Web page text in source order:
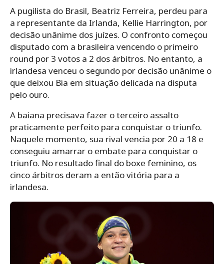
A pugilista do Brasil, Beatriz Ferreira, perdeu para
a representante da Irlanda, Kellie Harrington, por
decisão unânime dos juízes. O confronto começou
disputado com a brasileira vencendo o primeiro
round por 3 votos a 2 dos árbitros. No entanto, a
irlandesa venceu o segundo por decisão unânime o
que deixou Bia em situação delicada na disputa
pelo ouro.
A baiana precisava fazer o terceiro assalto
praticamente perfeito para conquistar o triunfo.
Naquele momento, sua rival vencia por 20 a 18 e
conseguiu amarrar o embate para conquistar o
triunfo. No resultado final do boxe feminino, os
cinco árbitros deram a então vitória para a
irlandesa.